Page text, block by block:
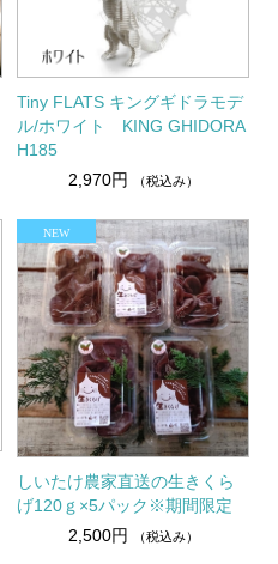
Tiny FLATS キングギドラモデ
ル/ホワイト KING GHIDORA
H185
2,970円
（税込み）
しいたけ農家直送の生きくら
げ120ｇ×5パック※期間限定
2,500円
（税込み）